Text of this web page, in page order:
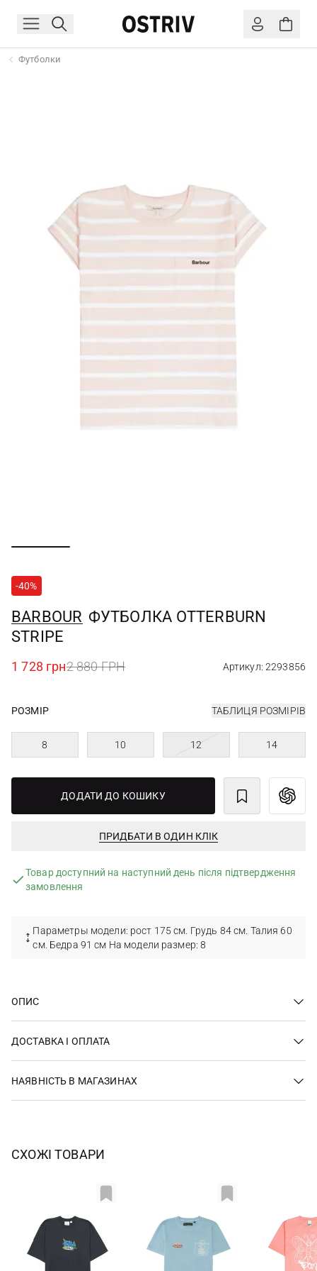
Футболки
-40%
BARBOUR ФУТБОЛКА OTTERBURN
STRIPE
1 728 грн2 880 ГРН Артикул: 2293856
РОЗМІР ТАБЛИЦЯ РОЗМІРІВ
8 10 12 14
ДОДАТИ ДО КОШИКУ
ПРИДБАТИ В ОДИН КЛІК
Товар доступний на наступний день після підтвердження
замовлення
Параметры модели: рост 175 см. Грудь 84 см. Талия 60
см. Бедра 91 см На модели размер: 8
ОПИС
ДОСТАВКА І ОПЛАТА
НАЯВНІСТЬ В МАГАЗИНАХ
СХОЖІ ТОВАРИ